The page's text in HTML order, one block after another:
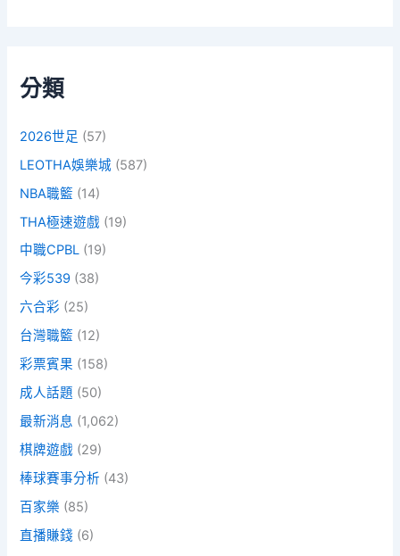
分類
2026世足 (57)
LEOTHA娛樂城 (587)
NBA職籃 (14)
THA極速遊戲 (19)
中職CPBL (19)
今彩539 (38)
六合彩 (25)
台灣職籃 (12)
彩票賓果 (158)
成人話題 (50)
最新消息 (1,062)
棋牌遊戲 (29)
棒球賽事分析 (43)
百家樂 (85)
直播賺錢 (6)